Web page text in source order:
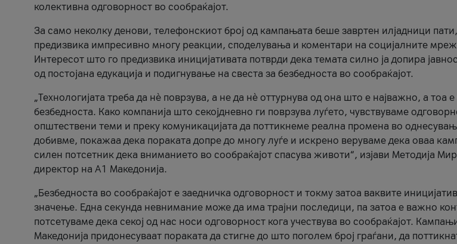
колективна одговорност во сообраќајот.
За само неколку денови, телефонскиот број од кампањата беше завртен илјадници
предизвика импресивно многу реакции, споделувања и коментари на социјалните
Интересот што го предизвика иницијативата потврди дека темата силно ја допира
од постојана едукација и подигнување на свеста за безбедноста во сообраќајот.
„Технологијата треба да нè поврзува, а не да нè оттурнува од она што е најважно, а тоа
безбедноста. Како компанија што секојдневно ги поврзува луѓето, чувствуваме
општествени теми и преку комуникацијата да поттикнеме реална промена во
добивме, покажаа дека пораката допре до многу луѓе и искрено веруваме дека оваа
силен потсетник дека вниманието во сообраќајот спасува животи“, изјави Методија
директор на А1 Македонија.
„Безбедноста во сообраќајот е заедничка одговорност и токму затоа ваквите
значење. Една секунда невнимание може да има трајни последици, па затоа е важно
потсетуваме дека секој од нас носи одговорност кога учествува во сообраќајот.
Македонија придонесуваат пораката да стигне до што поголем број граѓани, да